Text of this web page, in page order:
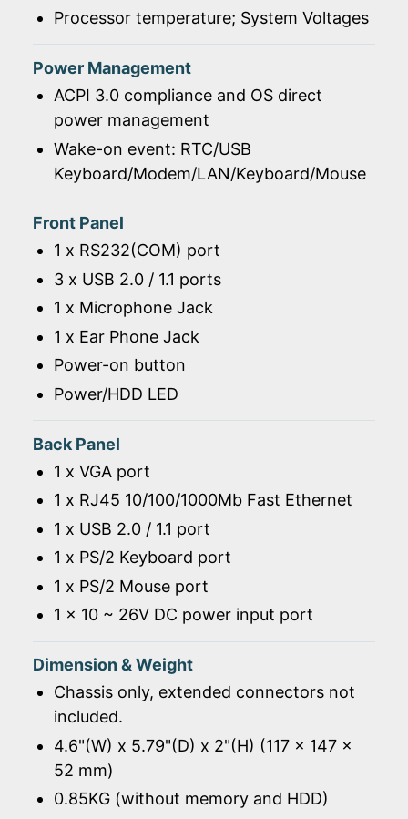
Processor temperature; System Voltages
Power Management
ACPI 3.0 compliance and OS direct
power management
Wake-on event: RTC/USB
Keyboard/Modem/LAN/Keyboard/Mouse
Front Panel
1 x RS232(COM) port
3 x USB 2.0 / 1.1 ports
1 x Microphone Jack
1 x Ear Phone Jack
Power-on button
Power/HDD LED
Back Panel
1 x VGA port
1 x RJ45 10/100/1000Mb Fast Ethernet
1 x USB 2.0 / 1.1 port
1 x PS/2 Keyboard port
1 x PS/2 Mouse port
1 x 10 ~ 26V DC power input port
Dimension & Weight
Chassis only, extended connectors not
included.
4.6"(W) x 5.79"(D) x 2"(H) (117 x 147 x
52 mm)
0.85KG (without memory and HDD)